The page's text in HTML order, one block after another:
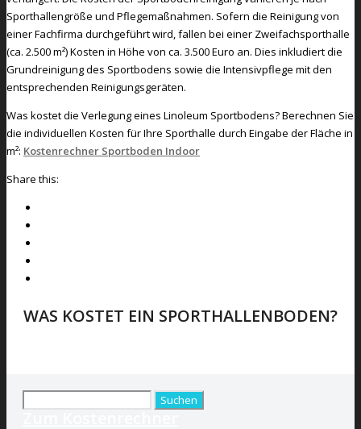
Sporthallengröße und Pflegemaßnahmen. Sofern die Reinigung von
einer Fachfirma durchgeführt wird, fallen bei einer Zweifachsporthalle
(ca. 2.500 m²) Kosten in Höhe von ca. 3.500 Euro an. Dies inkludiert die
Grundreinigung des Sportbodens sowie die Intensivpflege mit den
entsprechenden Reinigungsgeräten.
Was kostet die Verlegung eines Linoleum Sportbodens? Berechnen Sie
die individuellen Kosten für Ihre Sporthalle durch Eingabe der Fläche in
m²: Kostenrechner Sportboden Indoor
Share this:
WAS KOSTET EIN SPORTHALLENBODEN?